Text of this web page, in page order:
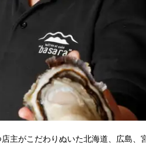
主がこだわりぬいた北海道、広島、